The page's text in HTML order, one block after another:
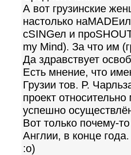
А вот грузинские
настолько
сSINGел и
my Mind). За что им
Да здравствует
Есть мнение, что
Грузии тов. Р.
проект
успешно
Вот только почему-
Англии, в конце года.
:o)